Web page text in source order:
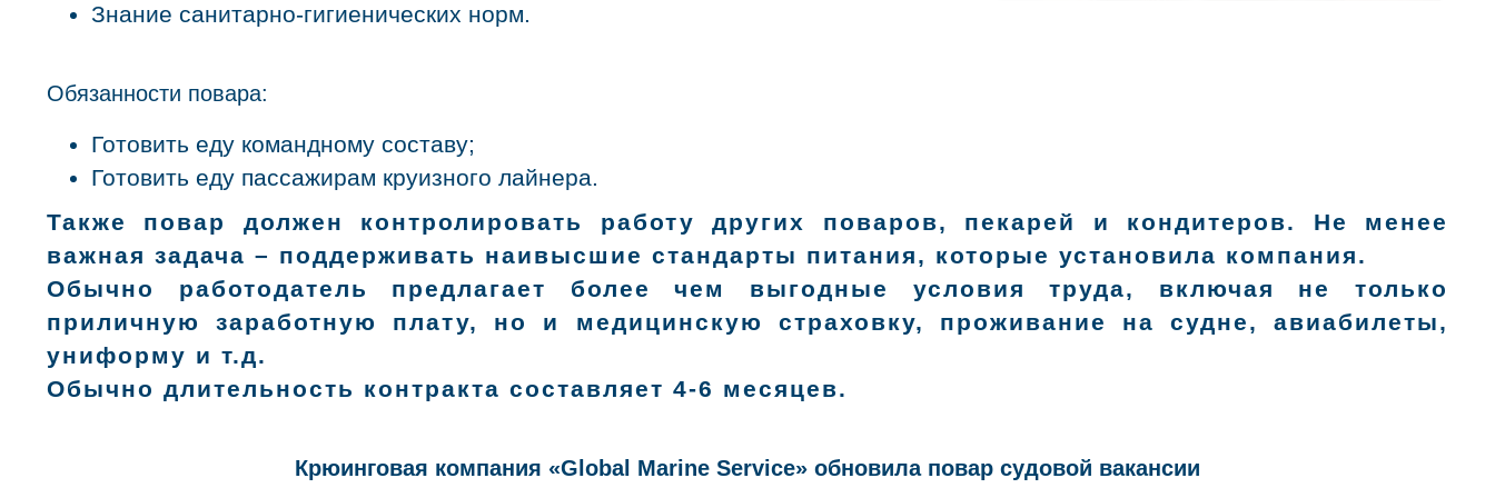
Знание санитарно-гигиенических норм.
Обязанности повара:
Готовить еду командному составу;
Готовить еду пассажирам круизного лайнера.
Также повар должен контролировать работу других поваров, пекарей и кондитеров. Не менее
важная задача – поддерживать наивысшие стандарты питания, которые установила компания.
Обычно работодатель предлагает более чем выгодные условия труда, включая не только
приличную заработную плату, но и медицинскую страховку, проживание на судне, авиабилеты,
униформу и т.д.
Обычно длительность контракта составляет 4-6 месяцев.
Крюинговая компания «Global Marine Service» обновила повар судовой вакансии